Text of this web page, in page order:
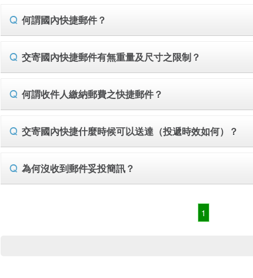
何謂國內快捷郵件？
交寄國內快捷郵件有無重量及尺寸之限制？
何謂收件人繳納郵費之快捷郵件？
交寄國內快捷什麼時候可以送達（投遞時效如何）？
為何沒收到郵件妥投簡訊？
1